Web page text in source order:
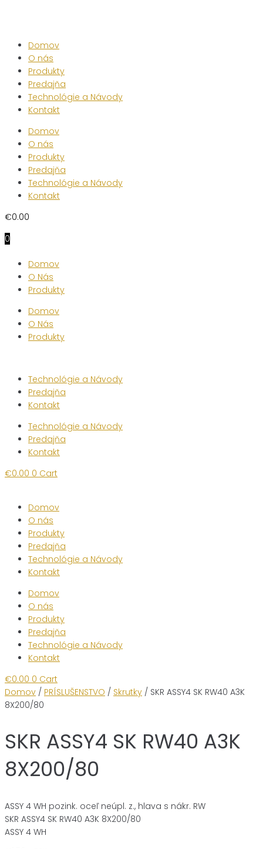
Domov
O nás
Produkty
Predajňa
Technológie a Návody
Kontakt
Domov
O nás
Produkty
Predajňa
Technológie a Návody
Kontakt
€0.00
0
Domov
O Nás
Produkty
Domov
O Nás
Produkty
Technológie a Návody
Predajňa
Kontakt
Technológie a Návody
Predajňa
Kontakt
€0.00 0 Cart
Domov
O nás
Produkty
Predajňa
Technológie a Návody
Kontakt
Domov
O nás
Produkty
Predajňa
Technológie a Návody
Kontakt
€0.00 0 Cart
Domov / PRÍSLUŠENSTVO / Skrutky / SKR ASSY4 SK RW40 A3K
8X200/80
SKR ASSY4 SK RW40 A3K
8X200/80
ASSY 4 WH pozink. oceľ neúpl. z., hlava s nákr. RW
SKR ASSY4 SK RW40 A3K 8X200/80
ASSY 4 WH